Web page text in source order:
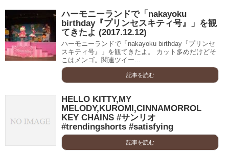
ハーモニーランドで「nakayoku
birthday『プリンセスキティ号』」を観
てきたよ (2017.12.12)
ハーモニーランドで「nakayoku birthday『プリンセ
スキティ号』」を観てきたよ。 カット多めだけどそ
こはメンゴ。関連ツイー...
記事を読む
HELLO KITTY,MY
MELODY,KUROMI,CINNAMORROL
KEY CHAINS #サンリオ
#trendingshorts #satisfying
記事を読む